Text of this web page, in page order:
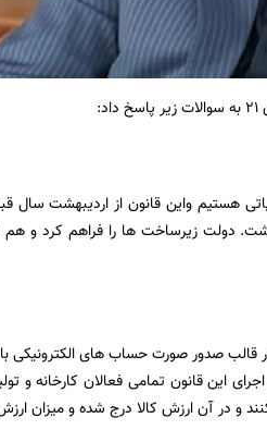
هستیم واین قانون از اردیبهشت سال
دولت زیرساخت ها را فراهم کرد و هم
قالب صدور صورت حساب های الکترونیکی
این قانون تمامی فعالان کارخانه و
و در آن ارزش کالا درج شده و میزان